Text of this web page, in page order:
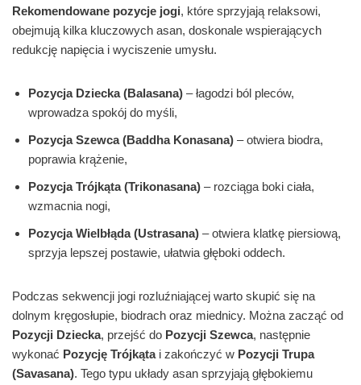
Rekomendowane pozycje jogi, które sprzyjają relaksowi,
obejmują kilka kluczowych asan, doskonale wspierających
redukcję napięcia i wyciszenie umysłu.
Pozycja Dziecka (Balasana) – łagodzi ból pleców,
wprowadza spokój do myśli,
Pozycja Szewca (Baddha Konasana) – otwiera biodra,
poprawia krążenie,
Pozycja Trójkąta (Trikonasana) – rozciąga boki ciała,
wzmacnia nogi,
Pozycja Wielbłąda (Ustrasana) – otwiera klatkę piersiową,
sprzyja lepszej postawie, ułatwia głęboki oddech.
Podczas sekwencji jogi rozluźniającej warto skupić się na
dolnym kręgosłupie, biodrach oraz miednicy. Można zacząć od
Pozycji Dziecka, przejść do Pozycji Szewca, następnie
wykonać Pozycję Trójkątai zakończyć w Pozycji Trupa
(Savasana). Tego typu układy asan sprzyjają głębokiemu